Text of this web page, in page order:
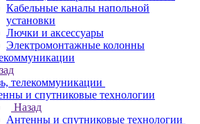
Кабельные каналы напольной
установки
Лючки и аксессуары
Электромонтажные колонны
телекоммуникации
и спутниковые технологии
Назад
Антенны и спутниковые технологии